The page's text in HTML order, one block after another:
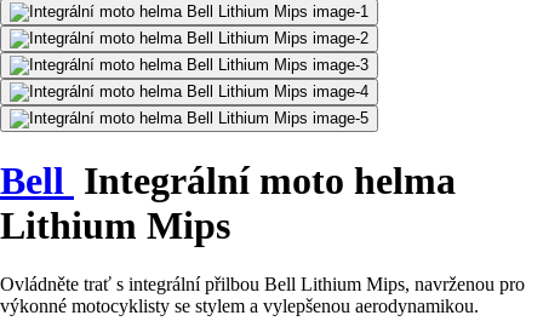
Bell Integrální moto helma
Lithium Mips
Ovládněte trať s integrální přilbou Bell Lithium Mips, navrženou pro
výkonné motocyklisty se stylem a vylepšenou aerodynamikou.